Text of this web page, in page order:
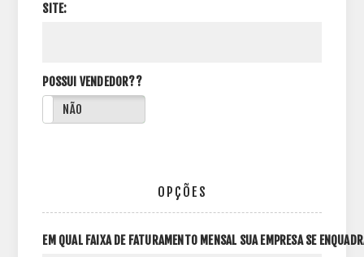
SITE:
POSSUI VENDEDOR??
NÃO
OPÇÕES
EM QUAL FAIXA DE FATURAMENTO MENSAL SUA EMPRESA SE